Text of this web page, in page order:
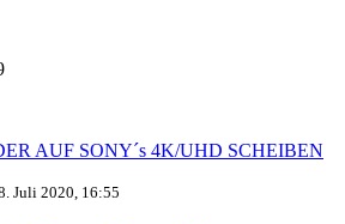
AUF SONY´s 4K/UHD SCHEIBEN
Juli 2020, 16:55